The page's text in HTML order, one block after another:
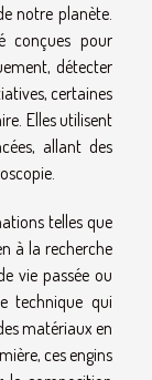
notre planète.
conçues pour
détecter
certaines
Elles utilisent
allant des
telles que
à la recherche
vie passée ou
technique qui
matériaux en
ces engins